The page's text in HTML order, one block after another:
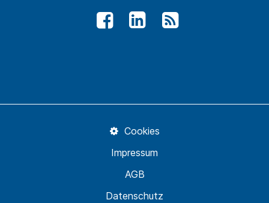
Datenschutz
AGB
Impressum
Cookies